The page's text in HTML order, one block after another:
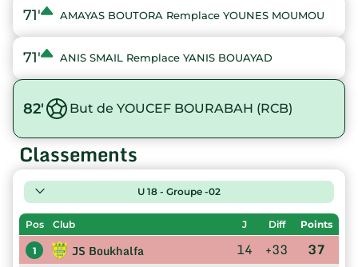
71' AMAYAS BOUTORA Remplace YOUNES MOUMOU
71' ANIS SMAIL Remplace YANIS BOUAYAD
82' But de YOUCEF BOURABAH (RCB)
Classements
U 18 - Groupe -02
Pos Club J Diff Points
1 JS Boukhalfa 14 +33 37